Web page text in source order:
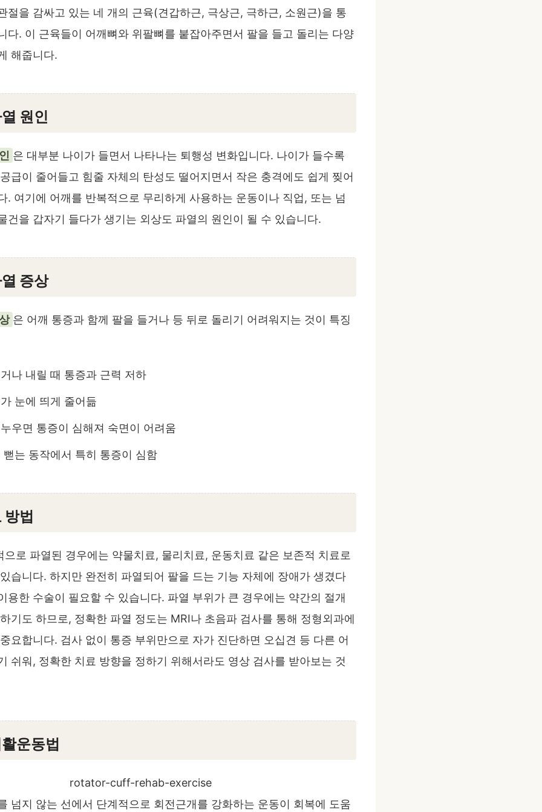
절을 감싸고 있는 네 개의 근육(견갑하근, 극상근, 극하근, 소원근)을 통
다. 이 근육들이 어깨뼈와 위팔뼈를 붙잡아주면서 팔을 들고 돌리는 다양
해줍니다.
원인
은 대부분 나이가 들면서 나타나는 퇴행성 변화입니다. 나이가 들수록
급이 줄어들고 힘줄 자체의 탄성도 떨어지면서 작은 충격에도 쉽게 찢어
. 여기에 어깨를 반복적으로 무리하게 사용하는 운동이나 직업, 또는 넘
건을 갑자기 들다가 생기는 외상도 파열의 원인이 될 수 있습니다.
증상
은 어깨 통증과 함께 팔을 들거나 등 뒤로 돌리기 어려워지는 것이 특징
나 내릴 때 통증과 근력 저하
눈에 띄게 줄어듦
우면 통증이 심해져 숙면이 어려움
는 동작에서 특히 통증이 심함
방법
으로 파열된 경우에는 약물치료, 물리치료, 운동치료 같은 보존적 치료로
습니다. 하지만 완전히 파열되어 팔을 드는 기능 자체에 장애가 생겼다
용한 수술이 필요할 수 있습니다. 파열 부위가 큰 경우에는 약간의 절개
기도 하므로, 정확한 파열 정도는 MRI나 초음파 검사를 통해 정형외과에
요합니다. 검사 없이 통증 부위만으로 자가 진단하면 오십견 등 다른 어
쉬워, 정확한 치료 방향을 정하기 위해서라도 영상 검사를 받아보는 것
운동법
넘지 않는 선에서 단계적으로 회전근개를 강화하는 운동이 회복에 도움